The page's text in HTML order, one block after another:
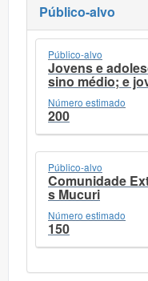
Público-alvo
Público-alvo
Jovens e
sino médio; e
Número estimado
200
Público-alvo
Comunidade
s Mucuri
Número estimado
150